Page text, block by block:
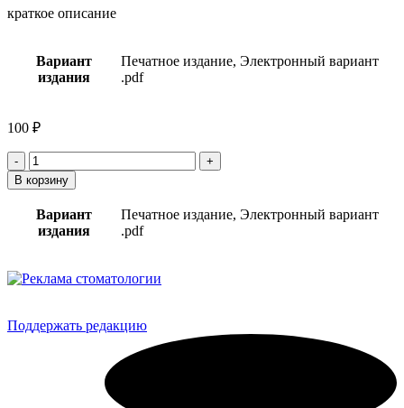
краткое описание
Вариант
издания
Печатное издание, Электронный вариант
.pdf
100 ₽
Количество
товара
Выпуск
альманаха
"Другой
Берег"
В корзину
Вариант
издания
Печатное издание, Электронный вариант
.pdf
Поддержать редакцию